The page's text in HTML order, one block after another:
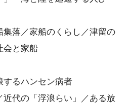
集落／家船のくらし／津留の
会と家船
るハンセン病者
近代の「浮浪らい」／ある放